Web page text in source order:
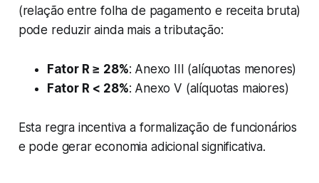
(relação entre folha de pagamento e receita bruta)
pode reduzir ainda mais a tributação:
Fator R ≥ 28%: Anexo III (alíquotas menores)
Fator R < 28%: Anexo V (alíquotas maiores)
Esta regra incentiva a formalização de funcionários
e pode gerar economia adicional significativa.